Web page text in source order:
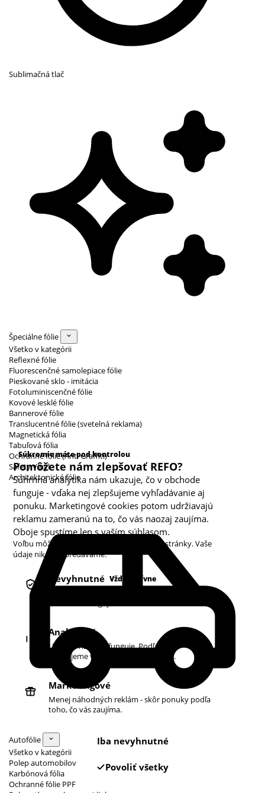
Sublimačná tlač
Špeciálne fólie
Všetko v kategórii
Reflexné fólie
Fluorescenčné samolepiace fólie
Pieskované sklo - imitácia
Fotoluminiscenčné fólie
Kovové lesklé fólie
Bannerové fólie
Translucentné fólie (svetelná reklama)
Magnetická fólia
Tabuľová fólia
Ochranné fólie (Anti Graffiti)
Safety Vinyl
Architektonické fólie
Autofólie
Všetko v kategórii
Polep automobilov
Karbónová fólia
Ochranné fólie PPF
Súkromie máte pod kontrolou
Pomôžete nám zlepšovať REFO?
Súhrnná analytika nám ukazuje, čo v obchode
funguje - vďaka nej zlepšujeme vyhľadávanie aj
ponuku. Marketingové cookies potom udržiavajú
reklamu zameranú na to, čo vás naozaj zaujíma.
Oboje spustíme len s vaším súhlasom.
Voľbu môžete kedykoľvek zmeniť v pätičke stránky. Vaše
údaje nikdy nepredávame.
Kategórie cookies
Nevyhnutné Vždy aktívne
Analytické
Ukazujú nám, čo funguje. Podľa toho
zlepšujeme vyhľadávanie aj ponuku.
Marketingové
Menej náhodných reklám - skôr ponuky podľa
toho, čo vás zaujíma.
Iba nevyhnutné
Povoliť všetky